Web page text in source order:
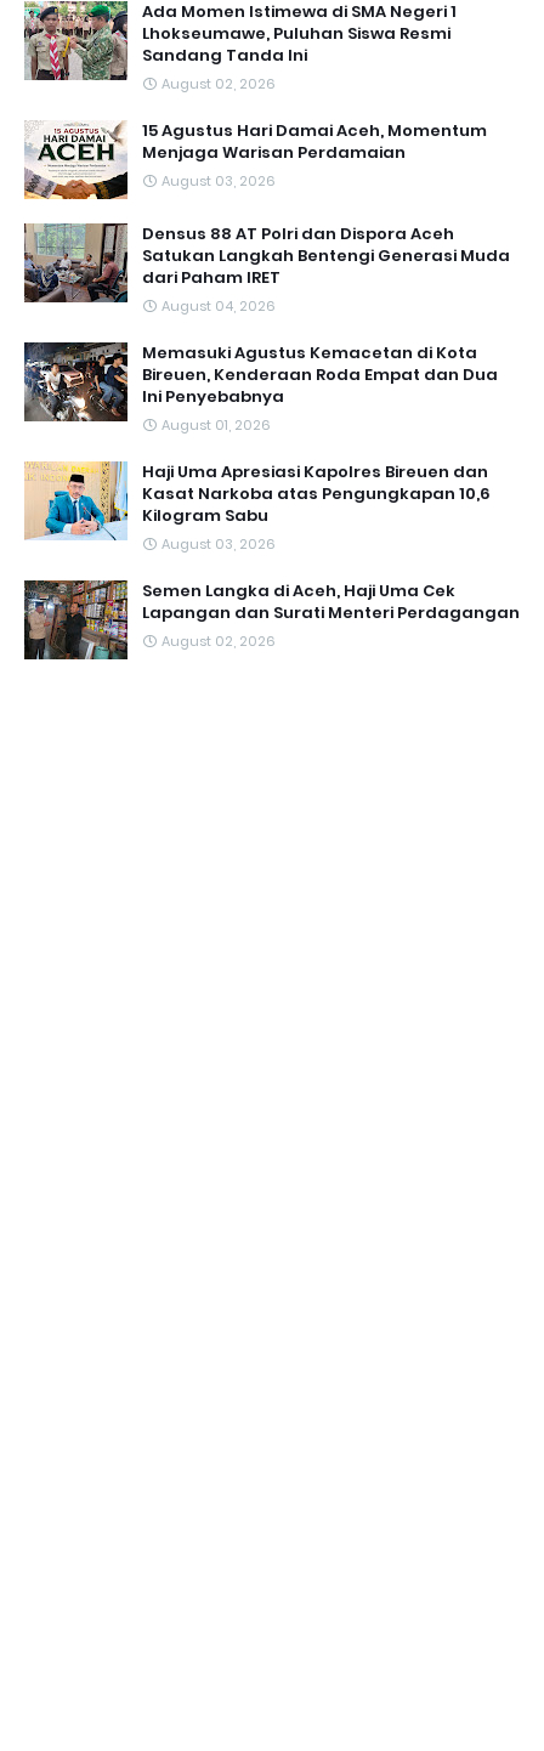
Ada Momen Istimewa di SMA Negeri 1
Lhokseumawe, Puluhan Siswa Resmi
Sandang Tanda Ini
August 02, 2026
15 Agustus Hari Damai Aceh, Momentum
Menjaga Warisan Perdamaian
August 03, 2026
Densus 88 AT Polri dan Dispora Aceh
Satukan Langkah Bentengi Generasi Muda
dari Paham IRET
August 04, 2026
Memasuki Agustus Kemacetan di Kota
Bireuen, Kenderaan Roda Empat dan Dua
Ini Penyebabnya
August 01, 2026
Haji Uma Apresiasi Kapolres Bireuen dan
Kasat Narkoba atas Pengungkapan 10,6
Kilogram Sabu
August 03, 2026
Semen Langka di Aceh, Haji Uma Cek
Lapangan dan Surati Menteri Perdagangan
August 02, 2026